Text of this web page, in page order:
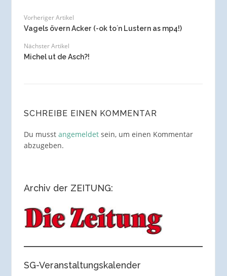
Vorheriger Artikel
Vagels övern Acker (-ok to´n Lustern as mp4!)
Nächster Artikel
Michel ut de Asch?!
SCHREIBE EINEN KOMMENTAR
Du musst angemeldetsein, um einen Kommentar
abzugeben.
Archiv der ZEITUNG:
SG-Veranstaltungskalender